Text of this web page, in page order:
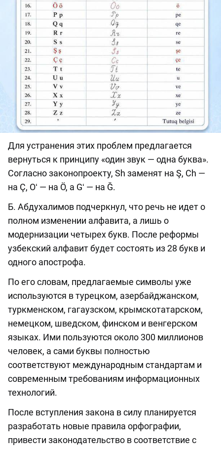
Для устранения этих проблем предлагается
вернуться к принципу «один звук — одна буква».
Согласно законопроекту, Sh заменят на Ş, Ch —
на Ç, Oʻ — на Ö, а Gʻ — на Ğ.
Б. Абдухалимов подчеркнул, что речь не идет о
полном изменении алфавита, а лишь о
модернизации четырех букв. После реформы
узбекский алфавит будет состоять из 28 букв и
одного апострофа.
По его словам, предлагаемые символы уже
используются в турецком, азербайджанском,
туркменском, гагаузском, крымскотатарском,
немецком, шведском, финском и венгерском
языках. Ими пользуются около 300 миллионов
человек, а сами буквы полностью
соответствуют международным стандартам и
современным требованиям информационных
технологий.
После вступления закона в силу планируется
разработать новые правила орфографии,
привести законодательство в соответствие с